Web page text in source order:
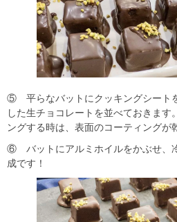
⑤ 平らなバットにクッキングシート
した生チョコレートを並べておきま
ングする時は、表面のコーティングが
⑥ バットにアルミホイルをかぶせ、
成です！